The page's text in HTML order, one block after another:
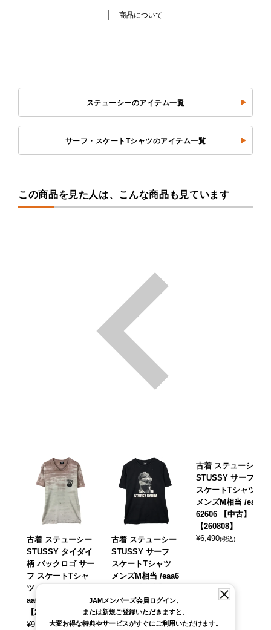
商品について
ステューシーのアイテム一覧
サーフ・スケートTシャツのアイテム一覧
この商品を見た人は、こんな商品も見ています
古着 ステューシー
STUSSY タイダイ
柄 バックロゴ サー
フ スケートTシャ
ツ メンズM相当 /e
aa648748 【中古】
【260613】
¥9,790(税込)
古着 ステューシー
STUSSY サーフ
スケートTシャツ
メンズM相当 /eaa6
【260604】
¥8,690(税込)
古着 ステューシー
STUSSY サーフ
スケートTシャツ
メンズM相当 /eaa6
62606 【中古】
【260808】
¥6,490(税込)
JAMメンバーズ会員ログイン、
または新規ご登録いただきますと、
大変お得な特典やサービスがすぐにご利用いただけます。